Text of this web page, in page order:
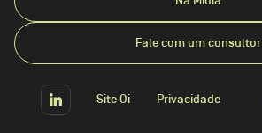
Fale com um consultor
Site Oi Privacidade